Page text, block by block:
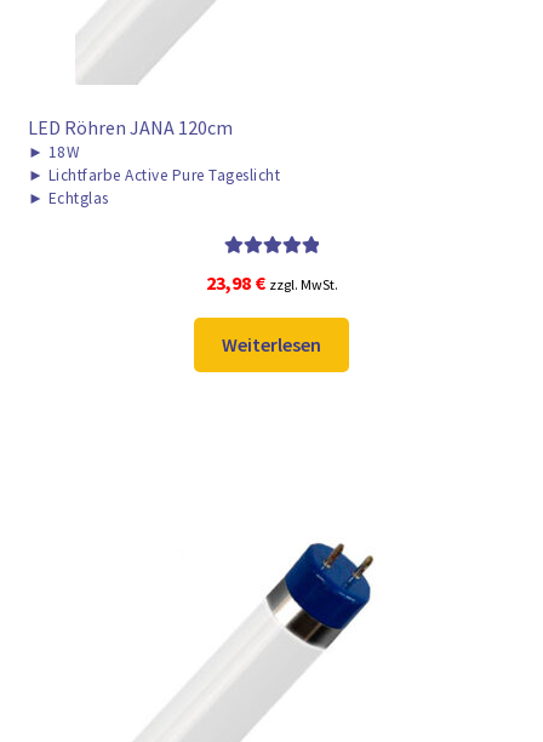
LED Röhren JANA 120cm
► 18W
► Lichtfarbe Active Pure Tageslicht
► Echtglas
von 5
23,98 € zzgl. MwSt.
Weiterlesen